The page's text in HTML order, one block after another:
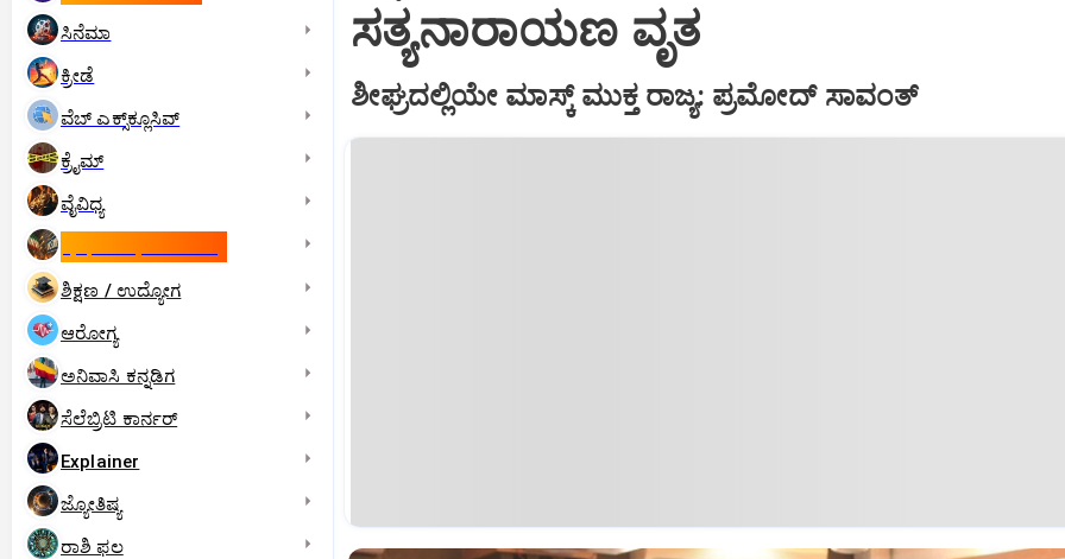
ಸಿನೆಮಾ
ಕ್ರೀಡೆ
ವೆಬ್ ಎಕ್ಸ್‌ಕ್ಲೂಸಿವ್
ಕ್ರೈಮ್
ವೈವಿಧ್ಯ
ಶಿಕ್ಷಣ / ಉದ್ಯೋಗ
ಆರೋಗ್ಯ
ಅನಿವಾಸಿ ಕನ್ನಡಿಗ
ಸೆಲೆಬ್ರಿಟಿ ಕಾರ್ನರ್‌
Explainer
ಜ್ಯೋತಿಷ್ಯ
ರಾಶಿ ಫಲ
ಸತ್ಯನಾರಾಯಣ ವೃತ
ಶೀಘ್ರದಲ್ಲಿಯೇ ಮಾಸ್ಕ್ ಮುಕ್ತ ರಾಜ್ಯ: ಪ್ರಮೋದ್ ಸಾವಂತ್